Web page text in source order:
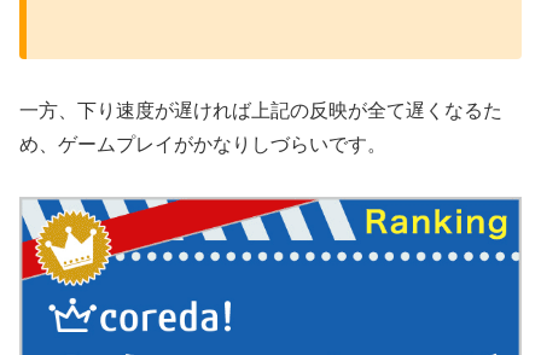
一方、下り速度が遅ければ上記の反映が全て遅くなるた
め、ゲームプレイがかなりしづらいです。